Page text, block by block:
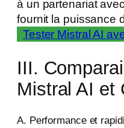
à un partenariat
fournit la puissance
Tester Mistral AI
III.
Mistral AI et
A. Performance et